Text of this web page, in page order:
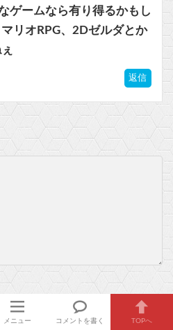
ゲームなら有り得るかもし
リオRPG、2Dゼルダとか
返信
メニュー コメントを書く TOPへ